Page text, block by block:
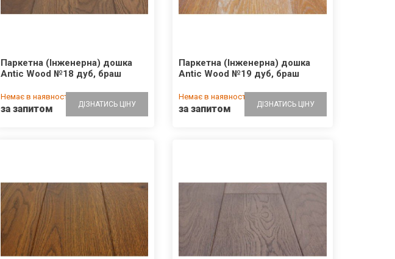
Паркетна (Інженерна) дошка
Antic Wood №18 дуб, браш
Немає в наявності
за запитом ДІЗНАТИСЬ ЦІНУ
Паркетна (Інженерна) дошка
Antic Wood №19 дуб, браш
Немає в наявності
за запитом ДІЗНАТИСЬ ЦІНУ